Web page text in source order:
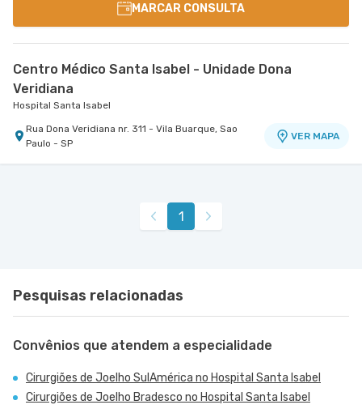
MARCAR CONSULTA
Centro Médico Santa Isabel - Unidade Dona
Veridiana
Hospital Santa Isabel
Rua Dona Veridiana nr. 311 - Vila Buarque, Sao
Paulo - SP
VER MAPA
1
Pesquisas relacionadas
Convênios que atendem a especialidade
Cirurgiões de Joelho SulAmérica no Hospital Santa Isabel
Cirurgiões de Joelho Bradesco no Hospital Santa Isabel